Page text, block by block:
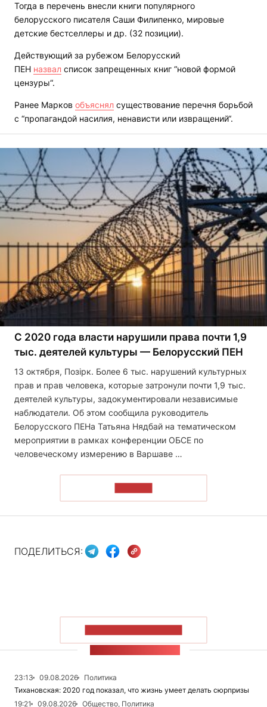
Тогда в перечень внесли книги популярного
белорусского писателя Саши Филипенко, мировые
детские бестселлеры и др. (32 позиции).
Действующий за рубежом Белорусский
ПЕН назвал список запрещенных книг “новой формой
цензуры“.
Ранее Марков объяснял существование перечня борьбой
с “пропагандой насилия, ненависти или извращений“.
С 2020 года власти нарушили права почти 1,9
тыс. деятелей культуры — Белорусский ПЕН
13 октября, Позірк. Более 6 тыс. нарушений культурных
прав и прав человека, которые затронули почти 1,9 тыс.
деятелей культуры, задокументировали независимые
наблюдатели. Об этом сообщила руководитель
Белорусского ПЕНа Татьяна Нядбай на тематическом
мероприятии в рамках конференции ОБСЕ по
человеческому измерению в Варшаве …
ПОДЕЛИТЬСЯ:
23:13 09.08.2026
Политика
Тихановская: 2020 год показал, что жизнь умеет делать сюрпризы
19:21
09.08.2026 Общество, Политика